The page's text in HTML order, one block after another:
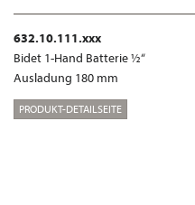
632.10.111.xxx
Bidet 1-Hand Batterie ½“
Ausladung 180 mm
PRODUKT-DETAILSEITE